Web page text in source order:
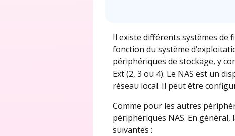
Il existe différents systèmes de
fonction du système
périphériques de stockage, y
Ext (2, 3 ou 4). Le NAS est un
réseau local. Il peut être
Comme pour les autres
périphériques NAS. En
suivantes :